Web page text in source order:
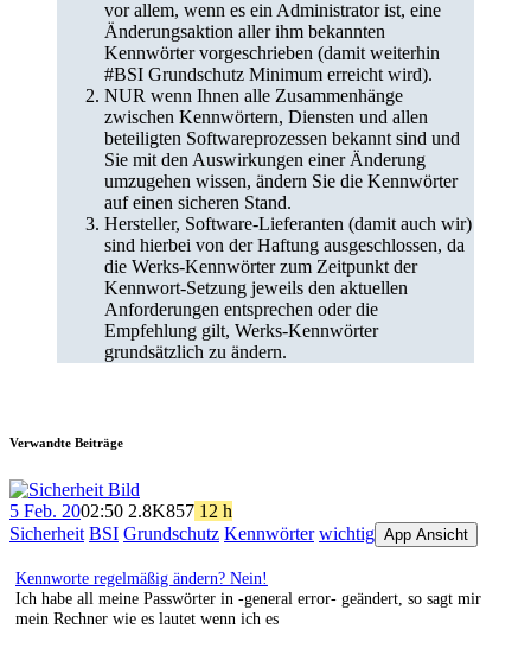
vor allem, wenn es ein Administrator ist, eine
Änderungsaktion aller ihm bekannten
Kennwörter vorgeschrieben (damit weiterhin
#BSI Grundschutz Minimum erreicht wird).
NUR wenn Ihnen alle Zusammenhänge
zwischen Kennwörtern, Diensten und allen
beteiligten Softwareprozessen bekannt sind und
Sie mit den Auswirkungen einer Änderung
umzugehen wissen, ändern Sie die Kennwörter
auf einen sicheren Stand.
Hersteller, Software-Lieferanten (damit auch wir)
sind hierbei von der Haftung ausgeschlossen, da
die Werks-Kennwörter zum Zeitpunkt der
Kennwort-Setzung jeweils den aktuellen
Anforderungen entsprechen oder die
Empfehlung gilt, Werks-Kennwörter
grundsätzlich zu ändern.
Verwandte Beiträge
5 Feb. 2002:50 2.8K857 12 h
Sicherheit BSI Grundschutz Kennwörter wichtig App Ansicht
Kennworte regelmäßig ändern? Nein!
Ich habe all meine Passwörter in -general error- geändert, so sagt mir
mein Rechner wie es lautet wenn ich es